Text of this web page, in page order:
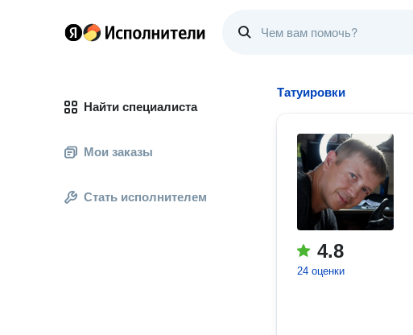
Найти специалиста
Мои заказы
Стать исполнителем
Татуировки
4.8
24 оценки